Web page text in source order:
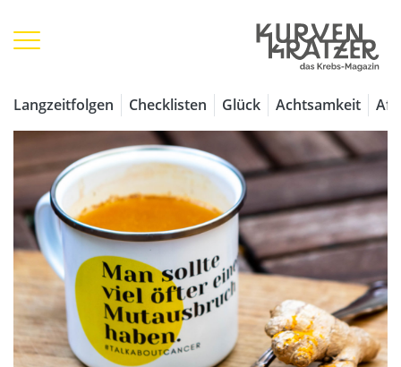
Langzeitfolgen Checklisten Glück Achtsamkeit